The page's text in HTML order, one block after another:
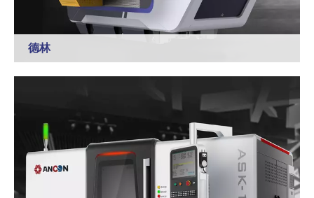
德林
理、开放式卧式造型线为核心。公司始终坚持为客户提供高
品质铸造机械，创建一流机械制造企业的理念，致力于成为
铸造装备全领域整体解决方案的专业供应商。
了解更多